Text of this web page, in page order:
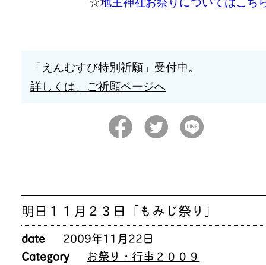
「えんむすび特別祈願」受付中。
詳しくは、ご祈願ページへ
明日１１月２３日「もみじ祭り」
date
2009年11月22日
Category
お祭り・行事２００９